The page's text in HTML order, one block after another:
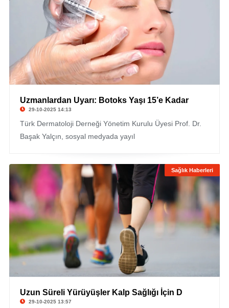
Uzmanlardan Uyarı: Botoks Yaşı 15’e Kadar
29-10-2025 14:13
Türk Dermatoloji Derneği Yönetim Kurulu Üyesi Prof. Dr.
Başak Yalçın, sosyal medyada yayıl
Sağlık Haberleri
Uzun Süreli Yürüyüşler Kalp Sağlığı İçin D
29-10-2025 13:57